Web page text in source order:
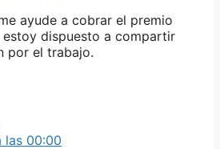
ayude a cobrar el premio
dispuesto a compartir
por el trabajo.
las 00:00